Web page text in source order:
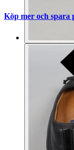
Köp mer och spara